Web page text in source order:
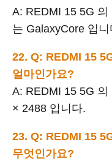
A: REDMI 15 5G 의
는 GalaxyCore 입니
22. Q: REDMI 15
얼마인가요?
A: REDMI 15 5G
× 2488 입니다.
23. Q: REDMI 15
무엇인가요?